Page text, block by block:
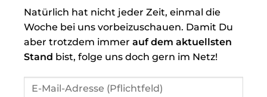
Natürlich hat nicht jeder Zeit, einmal die
Woche bei uns vorbeizuschauen. Damit Du
aber trotzdem immer auf dem aktuellsten
Stand bist, folge uns doch gern im Netz!